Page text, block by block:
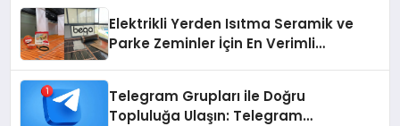
Elektrikli Yerden Isıtma Seramik ve
Parke Zeminler İçin En Verimli
Telegram Grupları ile Doğru
Topluluğa Ulaşın: Telegram